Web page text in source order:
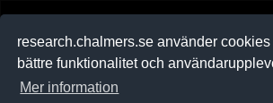
research.chalmers.se använder cookies
bättre funktionalitet och
Mer information